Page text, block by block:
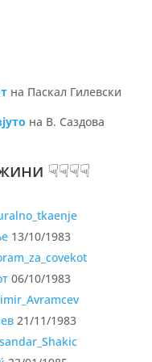
на Паскал Гилевски
на В. Саздова
☟☟☟☟
13/10/1983
06/10/1983
21/11/1983